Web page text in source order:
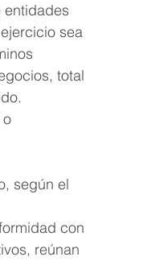
entidades
sea
total
o
según el
con
reúnan